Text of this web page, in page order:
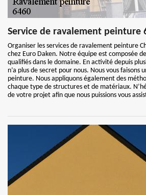
Service de ravalement peinture
Organiser les services de ravalement peinture
chez Euro Daken. Notre équipe est composée
qualifiés dans le domaine. En activité depuis
n’a plus de secret pour nous. Nous vous faisons
peinture. Nous appliquons également des
chaque type de structures et de matériaux.
de votre projet afin que nous puissions vous